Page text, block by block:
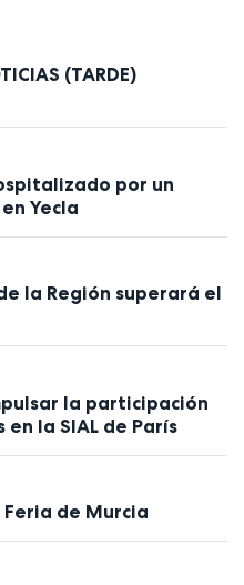
(TARDE)
por un
Yecla
la Región superará el
la participación
la SIAL de París
de Murcia